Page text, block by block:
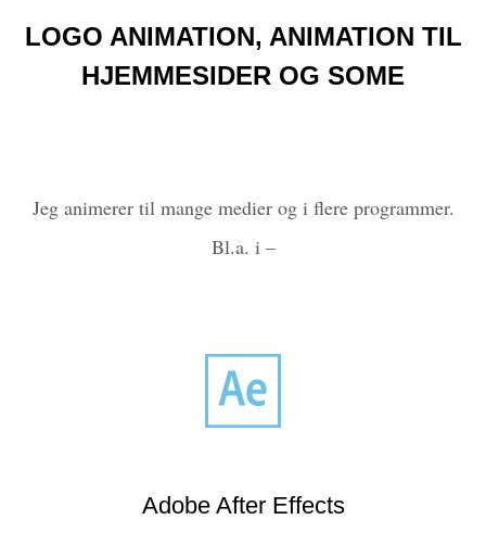
LOGO ANIMATION, ANIMATION TIL
HJEMMESIDER OG SOME
Jeg animerer til mange medier og i flere programmer.
Bl.a. i –
Adobe After Effects